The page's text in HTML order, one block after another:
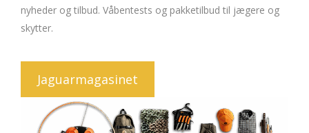
nyheder og tilbud. Våbentests og pakketilbud til jægere og
skytter.
Jaguarmagasinet